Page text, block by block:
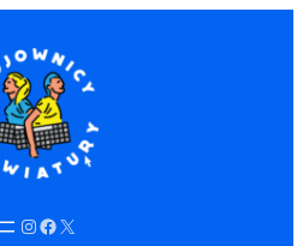
Instagram
Facebook
X